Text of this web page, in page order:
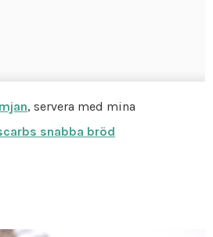
, servera med mina
snabba bröd